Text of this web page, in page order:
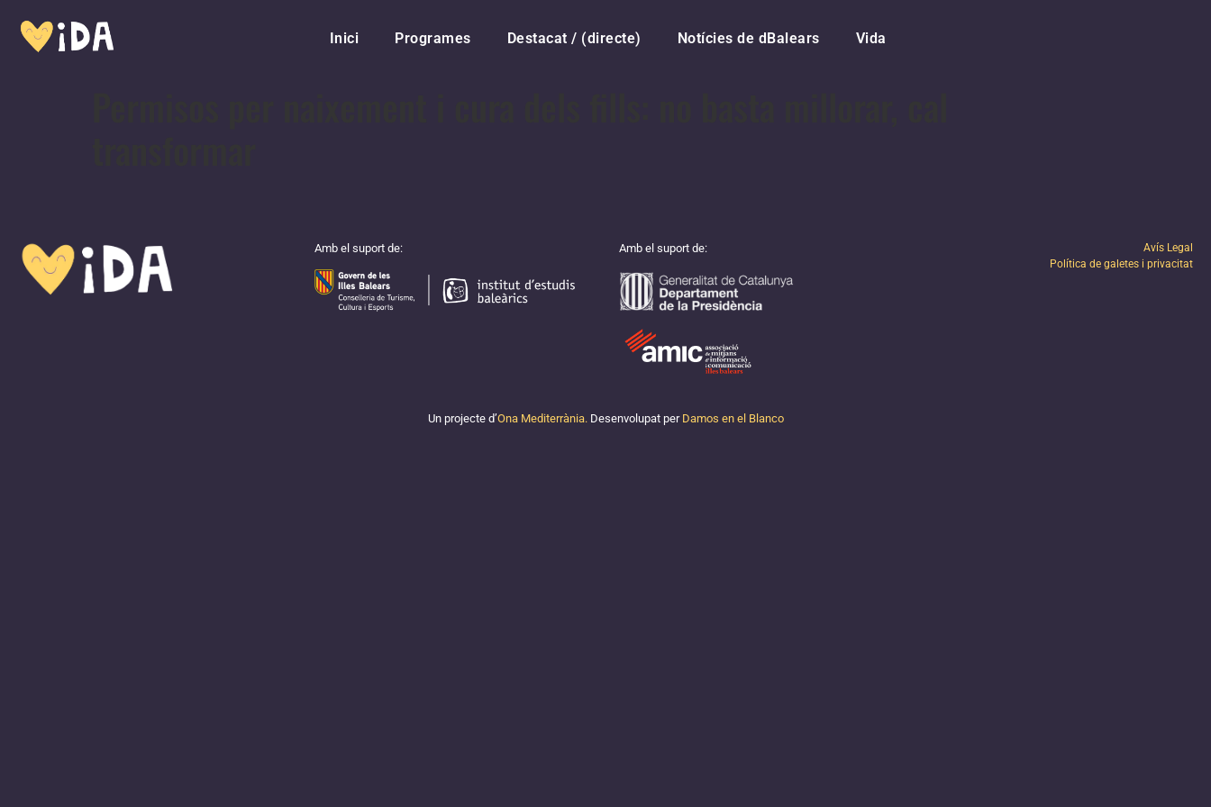
Inici Programes Destacat / (directe) Notícies de dBalears Vida
Amb el suport de: Amb el suport de:
Avís Legal
Política de galetes i privacitat
Un projecte d’Ona Mediterrània.Desenvolupat per Damos en el Blanco